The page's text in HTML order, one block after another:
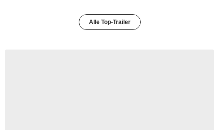
Alle Top-Trailer